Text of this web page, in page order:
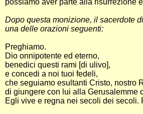
possiamo aver parte alla risurrezione
Dopo questa monizione, il sacerdote
una delle orazioni seguenti:
Preghiamo.
Dio onnipotente ed eterno,
benedici questi rami [di ulivo],
e concedi a noi tuoi fedeli,
che seguiamo esultanti Cristo, nostro
di giungere con lui alla Gerusalemme
Egli vive e regna nei secoli dei secoli.